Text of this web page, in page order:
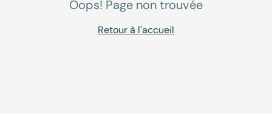
Oops! Page non trouvée
Retour à l'accueil